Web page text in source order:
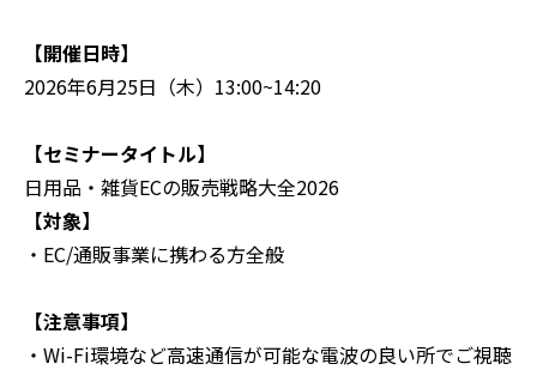
【開催日時】
2026年6月25日（木）13:00~14:20
【セミナータイトル】
日用品・雑貨ECの販売戦略大全2026
【対象】
・EC/通販事業に携わる方全般
【注意事項】
‍・Wi-Fi環境など高速通信が可能な電波の良い所でご視聴